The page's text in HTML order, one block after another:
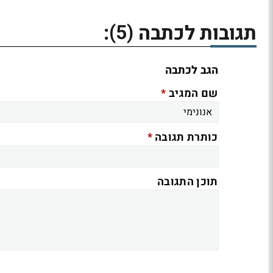
תגובות לכתבה (5)
:
הגב לכתבה
שם המגיב*
כותרת תגובה*
תוכן התגובה